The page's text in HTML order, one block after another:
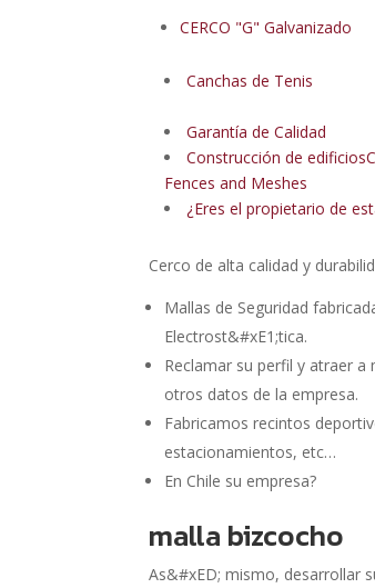
CERCO "G" Galvanizado
Canchas de Tenis
Garantía de Calidad
Construcción de
Fences and Meshes
¿Eres el propietario de
Cerco de alta calidad y
Mallas de Seguridad
Electrost&#xE1;tica.
Reclamar su perfil y atraer
otros datos de la empresa.
Fabricamos recintos
estacionamientos, etc…
En Chile su empresa?
malla bizcocho
As&#xED; mismo, desarrollar